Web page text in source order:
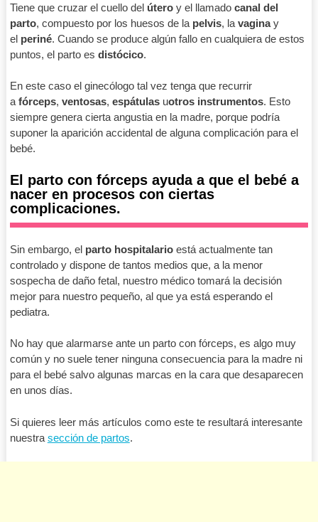
Tiene que cruzar el cuello del úteroy el llamado canal del
parto, compuesto por los huesos de la pelvis, la vaginay
el periné. Cuando se produce algún fallo en cualquiera de estos
puntos, el parto es distócico.
En este caso el ginecólogo tal vez tenga que recurrir
afórceps, ventosas, espátulasuotros instrumentos. Esto
siempre genera cierta angustia en la madre, porque podría
suponer la aparición accidental de alguna complicación para el
bebé.
El parto con fórceps ayuda a que el bebé a
nacer en procesos con ciertas
complicaciones.
Sin embargo, el parto hospitalarioestá actualmente tan
controlado y dispone de tantos medios que, a la menor
sospecha de daño fetal, nuestro médico tomará la decisión
mejor para nuestro pequeño, al que ya está esperando el
pediatra.
No hay que alarmarse ante un parto con fórceps, es algo muy
común y no suele tener ninguna consecuencia para la madre ni
para el bebé salvo algunas marcas en la cara que desaparecen
en unos días.
Si quieres leer más artículos como este te resultará interesante
nuestra sección de partos.